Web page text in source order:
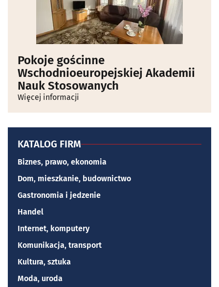
Pokoje gościnne
Wschodnioeuropejskiej Akademii
Nauk Stosowanych
Więcej informacji
KATALOG FIRM
Biznes, prawo, ekonomia
Dom, mieszkanie, budownictwo
Gastronomia i jedzenie
Handel
Internet, komputery
Komunikacja, transport
Kultura, sztuka
Moda, uroda